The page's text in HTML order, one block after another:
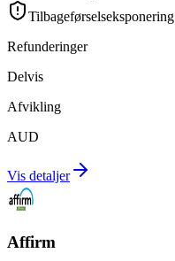
Tilbageførselseksponering
Refunderinger
Delvis
Afvikling
AUD
Vis detaljer
Affirm